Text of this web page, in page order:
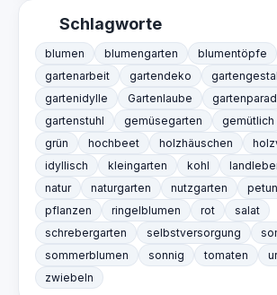
Schlagworte
blumen blumengarten blumentöpfe
gartenarbeit
gartendeko
gartenidylle
Gartenlaube
gartenstuhl
gemüsegarten gemütlich
grün
hochbeet holzhäuschen
idyllisch
kleingarten kohl
natur
naturgarten nutzgarten
pflanzen
ringelblumen rot
salat
schrebergarten
selbstversorgung
sommerblumen
sonnig tomaten
zwiebeln